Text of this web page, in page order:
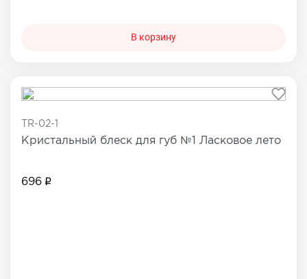
В корзину
TR-02-1
Кристальный блеск для губ №1 Ласковое лето
696